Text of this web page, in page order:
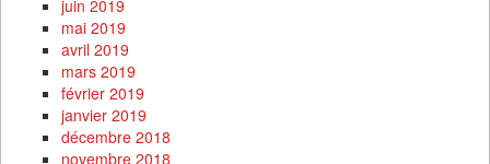
juin 2019
mai 2019
avril 2019
mars 2019
février 2019
janvier 2019
décembre 2018
novembre 2018